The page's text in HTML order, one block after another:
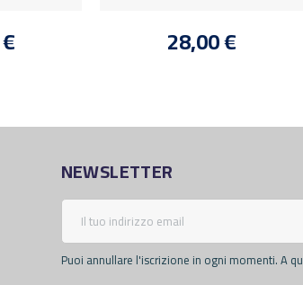
28,00 €
NEWSLETTER
Puoi annullare l'iscrizione in ogni momenti. A